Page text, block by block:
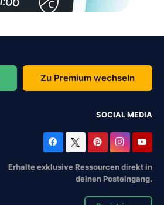
Zu Premium wechseln
SOCIAL MEDIA
Erhalte exklusive Ressourcen direkt in
deinen Posteingang.